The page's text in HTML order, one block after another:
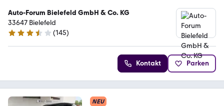
Auto-Forum Bielefeld GmbH & Co. KG
33647 Bielefeld
3.6 Sterne
(145)
Kontakt Parken
NEU